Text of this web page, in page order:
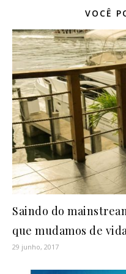
VOCÊ
Saindo do
que mudamos de
29 junho, 2017